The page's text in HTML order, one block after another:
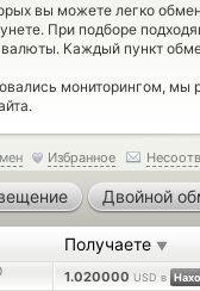
вы можете легко
При подборе
Каждый пункт
мониторингом, мы
Избранное
Двойной
Получаете ▼
1.020000 USD в